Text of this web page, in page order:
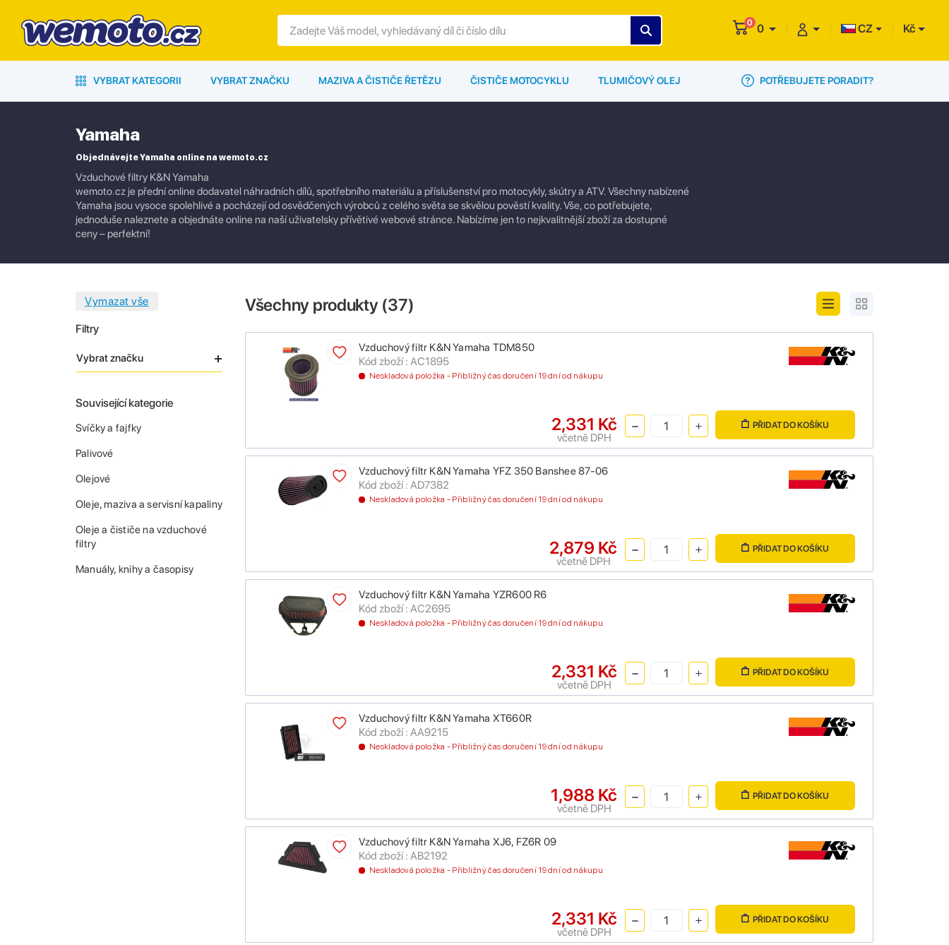
0 0 CZ Kč
VYBRAT KATEGORII VYBRAT ZNAČKU MAZIVA A ČISTIČE ŘETĚZU ČISTIČE MOTOCYKLU TLUMIČOVÝ OLEJ POTŘEBUJETE PORADIT?
Yamaha
Objednávejte Yamaha online na wemoto.cz
Vzduchové filtry K&N Yamaha
wemoto.cz je přední online dodavatel náhradních dílů, spotřebního materiálu a příslušenství pro motocykly, skútry a ATV. Všechny nabízené
Yamaha jsou vysoce spolehlivé a pocházejí od osvědčených výrobců z celého světa se skvělou pověstí kvality. Vše, co potřebujete,
jednoduše naleznete a objednáte online na naší uživatelsky přívětivé webové stránce. Nabízíme jen to nejkvalitnější zboží za dostupné
ceny – perfektní!
Filtry
Vybrat značku
Související kategorie
Svíčky a fajfky
Palivové
Olejové
Oleje, maziva a servisní kapaliny
Oleje a čističe na vzduchové
filtry
Manuály, knihy a časopisy
Všechny produkty (37)
Vzduchový filtr K&N Yamaha TDM850
Kód zboží : AC1895
Neskladová položka - Přibližný čas doručení 19 dní od nákupu
2,331 Kč
včetně DPH
PŘIDAT DO KOŠÍKU
Vzduchový filtr K&N Yamaha YFZ 350 Banshee 87-06
Kód zboží : AD7382
Neskladová položka - Přibližný čas doručení 19 dní od nákupu
2,879 Kč
včetně DPH
PŘIDAT DO KOŠÍKU
Vzduchový filtr K&N Yamaha YZR600 R6
Kód zboží : AC2695
Neskladová položka - Přibližný čas doručení 19 dní od nákupu
2,331 Kč
včetně DPH
PŘIDAT DO KOŠÍKU
Vzduchový filtr K&N Yamaha XT660R
Kód zboží : AA9215
Neskladová položka - Přibližný čas doručení 19 dní od nákupu
1,988 Kč
včetně DPH
PŘIDAT DO KOŠÍKU
Vzduchový filtr K&N Yamaha XJ6, FZ6R 09
Kód zboží : AB2192
Neskladová položka - Přibližný čas doručení 19 dní od nákupu
2,331 Kč
včetně DPH
PŘIDAT DO KOŠÍKU